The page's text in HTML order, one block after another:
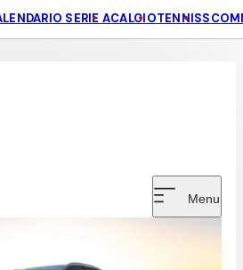
SERIE ACALCIOTENNIS
Menu